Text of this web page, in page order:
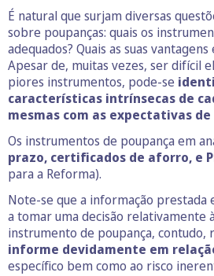
É natural que surjam diversas
sobre poupanças: quais os
adequados? Quais as suas
Apesar de, muitas vezes, ser difícil
piores instrumentos, pode-se
características intrínsecas de
mesmas com as expectativas de
Os instrumentos de poupança em
prazo, certificados de aforro, e
para a Reforma).
Note-se que a informação prestada
a tomar uma decisão relativamente
instrumento de poupança, contudo,
informe devidamente em
específico bem como ao risco